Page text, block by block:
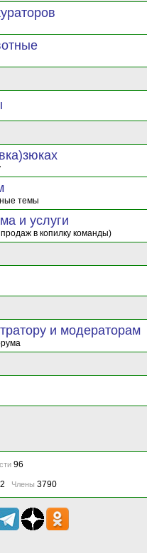
темы
и услуги
в копилку команды)
и модераторам
96
Члены 3790